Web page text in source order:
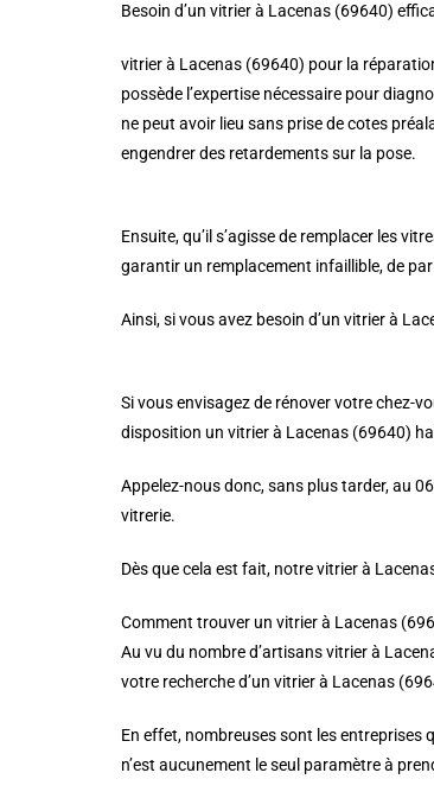
Besoin d’un vitrier à Lacenas (69640)
vitrier à Lacenas (69640) pour la
possède l’expertise nécessaire pour
ne peut avoir lieu sans prise de cotes
engendrer des retardements sur la pose.
Ensuite, qu’il s’agisse de remplacer les
garantir un remplacement infaillible, de
Ainsi, si vous avez besoin d’un vitrier à
Si vous envisagez de rénover votre chez-
disposition un vitrier à Lacenas (69640)
Appelez-nous donc, sans plus tarder, au
vitrerie.
Dès que cela est fait, notre vitrier à
Comment trouver un vitrier à Lacenas
Au vu du nombre d’artisans vitrier à
votre recherche d’un vitrier à Lacenas
En effet, nombreuses sont les entreprises
n’est aucunement le seul paramètre à